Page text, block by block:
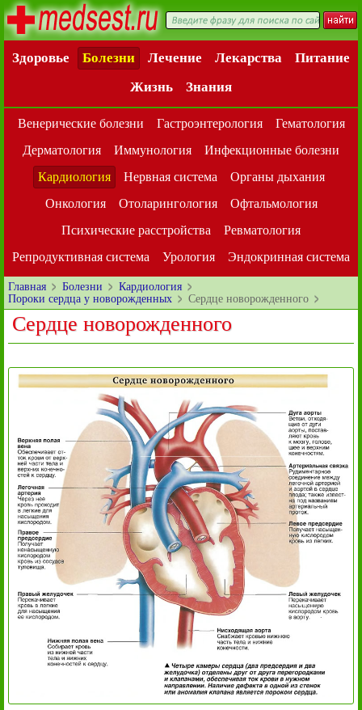
Здоровье Болезни Лечение Лекарства
Питание
Жизнь
Знания
Венерические болезни Гастроэнтерология
Гематология
Дерматология
Иммунология
Инфекционные болезни
Кардиология
Нервная система
Органы дыхания
Онкология
Отоларингология
Офтальмология
Психические расстройства
Ревматология
Репродуктивная система
Урология Эндокринная система
Главная Болезни
Кардиология
Пороки сердца у новорожденных
Сердце новорожденного
Сердце новорожденного